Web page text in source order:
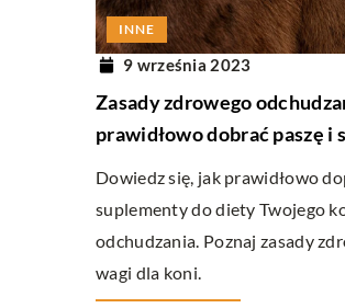
INNE
9 września 2023
Zasady zdrowego
prawidłowo dobrać paszę i
Dowiedz się, jak prawidłowo
suplementy do diety Twojego
odchudzania. Poznaj zasady
wagi dla koni.